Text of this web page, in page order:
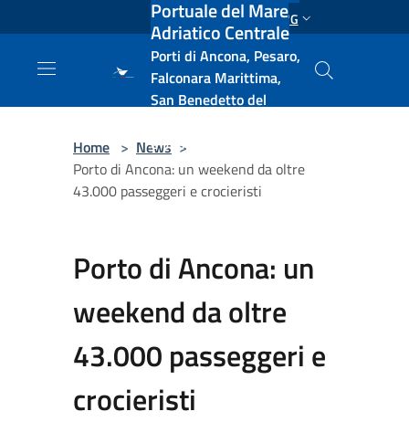
Salta al contenuto principale ENG
Portuale del Mare
Adriatico Centrale
Porti di Ancona, Pesaro,
Falconara Marittima,
San Benedetto del
e Vasto
Home > News >
Porto di Ancona: un weekend da oltre
43.000 passeggeri e crocieristi
Porto di Ancona: un
weekend da oltre
43.000 passeggeri e
crocieristi